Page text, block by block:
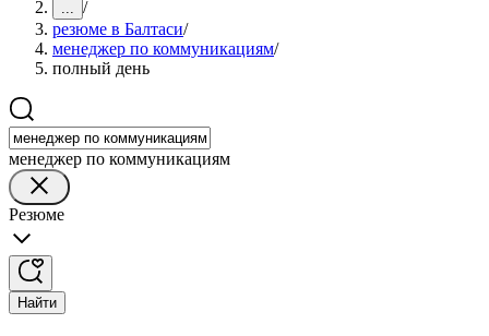
... /
резюме в Балтаси/
менеджер по коммуникациям/
полный день
менеджер по коммуникациям
Резюме
Найти